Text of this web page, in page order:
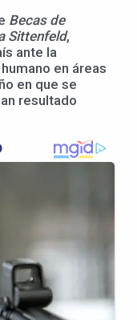
Becas de
Sittenfeld,
ante la
en áreas
en que se
resultado